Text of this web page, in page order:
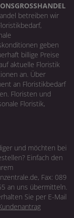
betreiben wir
geben
billige Preise
aktuelle Floristik
an. Über
an Floristikbedarf
Floristen und
Floristik,
und möchten bei
Einfach den
Fax: 089
an uns übermitteln.
Sie per E-Mail